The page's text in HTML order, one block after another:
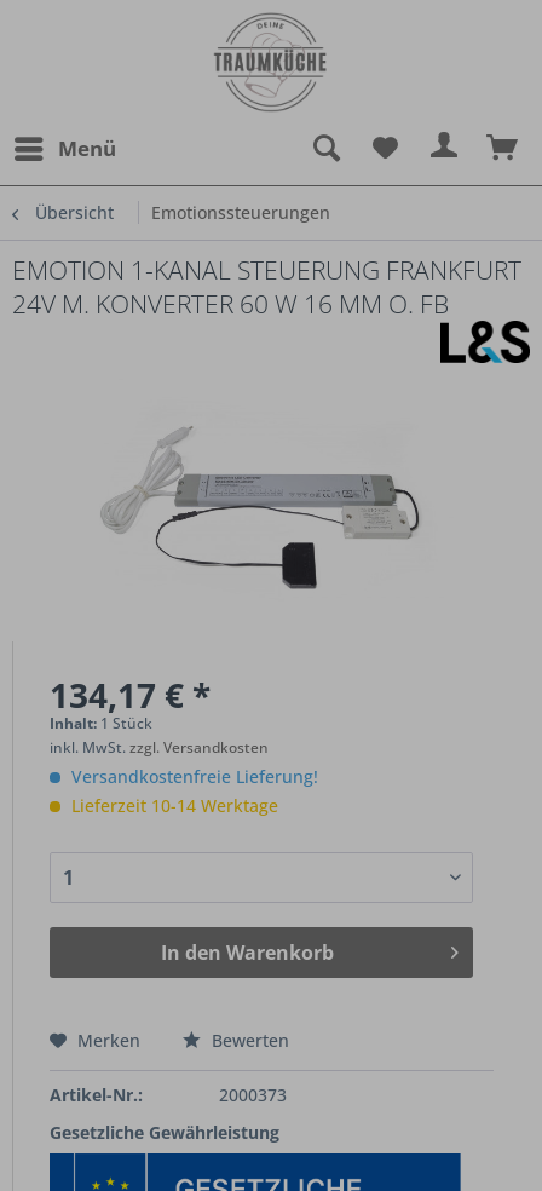
Menü
Übersicht Emotionssteuerungen
EMOTION 1-KANAL STEUERUNG FRANKFURT
24V M. KONVERTER 60 W 16 MM O. FB
134,17 € *
Inhalt: 1 Stück
inkl. MwSt.zzgl. Versandkosten
Versandkostenfreie Lieferung!
Lieferzeit 10-14 Werktage
In den Warenkorb
Merken Bewerten
Artikel-Nr.:
2000373
Gesetzliche Gewährleistung